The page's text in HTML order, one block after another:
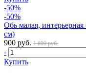
-50%
-50%
Обь малая,
см)
900 руб. 1 800 руб.
-
Купить